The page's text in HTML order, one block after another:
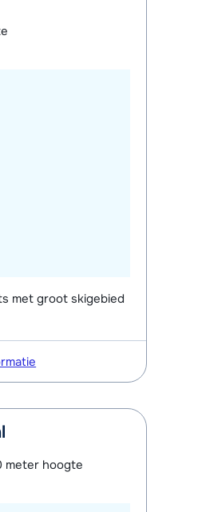
met groot skigebied
meter hoogte